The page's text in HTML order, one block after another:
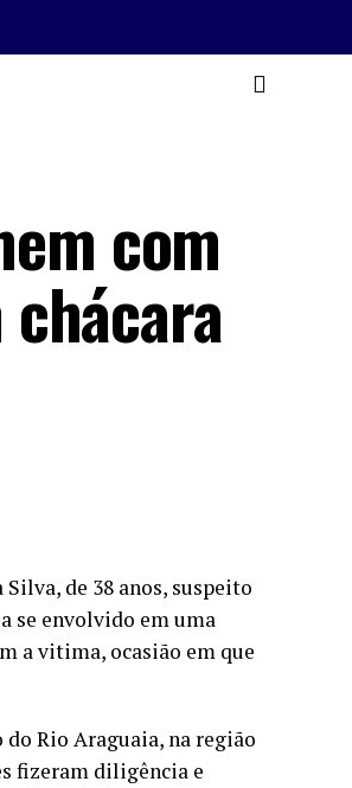
com
de 38 anos, suspeito
se envolvido em uma
a vitima, ocasião em que
Rio Araguaia, na região
fizeram diligência e